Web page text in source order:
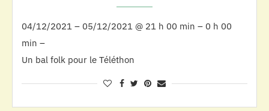
04/12/2021 – 05/12/2021 @ 21 h 00 min – 0 h 00
min –
Un bal folk pour le Téléthon